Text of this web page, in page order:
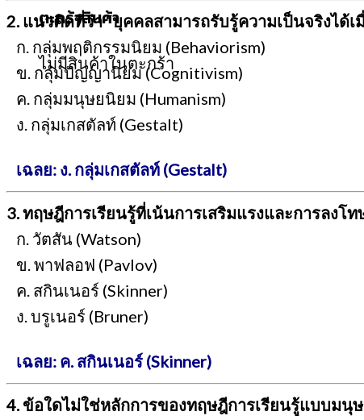
ตะกร้าสินค้า
ไม่มีสินค้าในตะกร้า
2. แนวคิดที่ว่า “บุคคลสามารถรับรู้ความเป็นจริงได้
ก. กลุ่มพฤติกรรมนิยม (Behaviorism)
ข. กลุ่มปัญญานิยม (Cognitivism)
ค. กลุ่มมนุษยนิยม (Humanism)
ง. กลุ่มเกสตัลท์ (Gestalt)
เฉลย: ง. กลุ่มเกสตัลท์ (Gestalt)
3. ทฤษฎีการเรียนรู้ที่เน้นการเสริมแรงและการลงโ
ก. วัตสัน (Watson)
ข. พาฟลอฟ (Pavlov)
ค. สกินเนอร์ (Skinner)
ง. บรูเนอร์ (Bruner)
เฉลย: ค. สกินเนอร์ (Skinner)
4. ข้อใดไม่ใช่หลักการของทฤษฎีการเรียนรู้แบบมนุ